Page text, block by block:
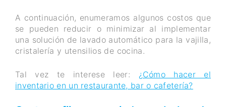
A continuación, enumeramos algunos costos que
se pueden reducir o minimizar al implementar
una solución de lavado automático para la vajilla,
cristalería y utensilios de cocina.
Tal vez te interese leer: ¿Cómo hacer el
inventario en un restaurante, bar o cafetería?